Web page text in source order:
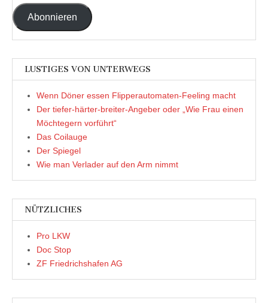
Adresse
Abonnieren
LUSTIGES VON UNTERWEGS
Wenn Döner essen Flipperautomaten-Feeling macht
Der tiefer-härter-breiter-Angeber oder „Wie Frau einen
Möchtegern vorführt“
Das Coilauge
Der Spiegel
Wie man Verlader auf den Arm nimmt
NÜTZLICHES
Pro LKW
Doc Stop
ZF Friedrichshafen AG